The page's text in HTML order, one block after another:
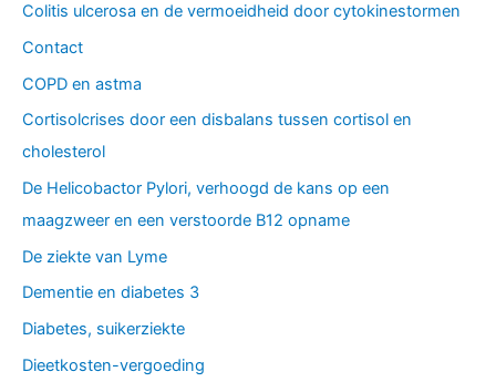
Colitis ulcerosa en de vermoeidheid door cytokinestormen
Contact
COPD en astma
Cortisolcrises door een disbalans tussen cortisol en
cholesterol
De Helicobactor Pylori, verhoogd de kans op een
maagzweer en een verstoorde B12 opname
De ziekte van Lyme
Dementie en diabetes 3
Diabetes, suikerziekte
Dieetkosten-vergoeding